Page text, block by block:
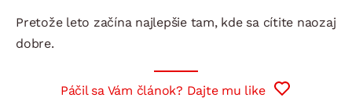
Pretože leto začína najlepšie tam, kde sa cítite naozaj
dobre.
Páčil sa Vám článok? Dajte mu like